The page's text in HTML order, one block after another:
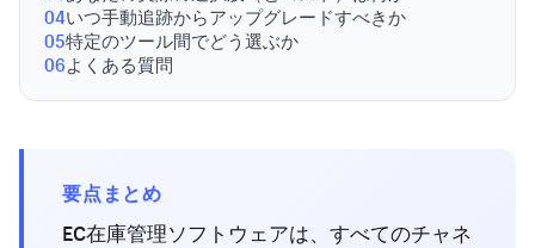
04いつ手動追跡からアップグレードすべきか
05特定のツール間でどう選ぶか
06よくある質問
要点まとめ
EC在庫管理ソフトウェアは、すべてのチャネ